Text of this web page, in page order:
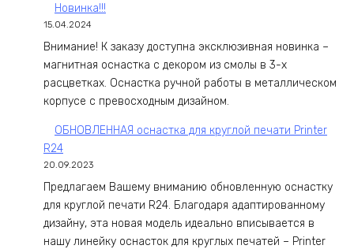
Новинка!!!
15.04.2024
Внимание! К заказу доступна эксклюзивная новинка –
магнитная оснастка с декором из смолы в 3-х
расцветках. Оснастка ручной работы в металлическом
корпусе с превосходным дизайном.
ОБНОВЛЕННАЯ оснастка для круглой печати Printer
R24
20.09.2023
Предлагаем Вашему вниманию обновленную оснастку
для круглой печати R24. Благодаря адаптированному
дизайну, эта новая модель идеально вписывается в
нашу линейку оснасток для круглых печатей – Printer